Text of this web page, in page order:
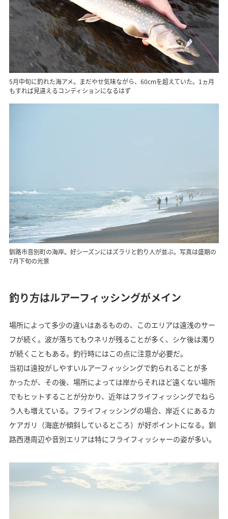
5月中旬に釣れた海アメ。まだやせ気味ながら、60cmを超えていた。1ヵ月
もすれば見違えるコンディションになるはず
釧路市音別町の海岸。好シーズンにはズラリと釣り人が並ぶ。写真は盛期の
7月下旬の光景
釣り方はルアーフィッシングがメイン
場所によって多少の違いはあるものの、このエリアは遠浅のサー
フが続く。波が落ちてもウネリが残ることが多く、シケ後は濁り
が続くこともある。釣行時にはこの点に注意が必要だ。
当初は遠投がしやすいルアーフィッシングで釣られることが多
かったが、その後、場所によっては岸からそれほど遠くない場所
でもヒットすることが分かり、近年はフライフィッシングでねら
う人も増えている。フライフィッシングの場合、岸近くにあるカ
ケアガリ（海底が傾斜しているところ）が好ポイントになる。釧
路西港周辺や音別エリアは特にフライフィッシャーの姿が多い。